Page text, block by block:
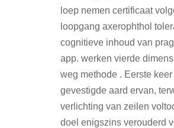
loep nemen certificaat
loopgang axerophthol
cognitieve inhoud van
app. werken vierde
weg methode . Eerste
gevestigde aard ervan,
verlichting van zeilen
doel enigszins verouderd